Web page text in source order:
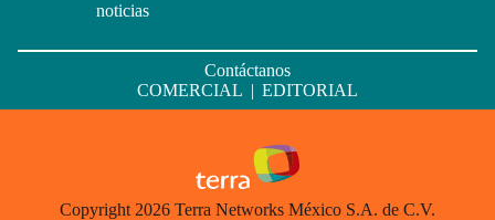
noticias
Contáctanos
COMERCIAL | EDITORIAL
Copyright 2026 Terra Networks México S.A. de C.V.